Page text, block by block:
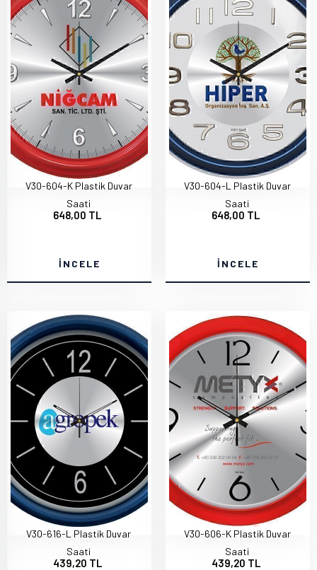
V30-604-K Plastik Duvar
Saati
648,00 TL
İNCELE
V30-604-L Plastik Duvar
Saati
648,00 TL
İNCELE
V30-616-L Plastik Duvar
Saati
439,20 TL
V30-606-K Plastik Duvar
Saati
439,20 TL